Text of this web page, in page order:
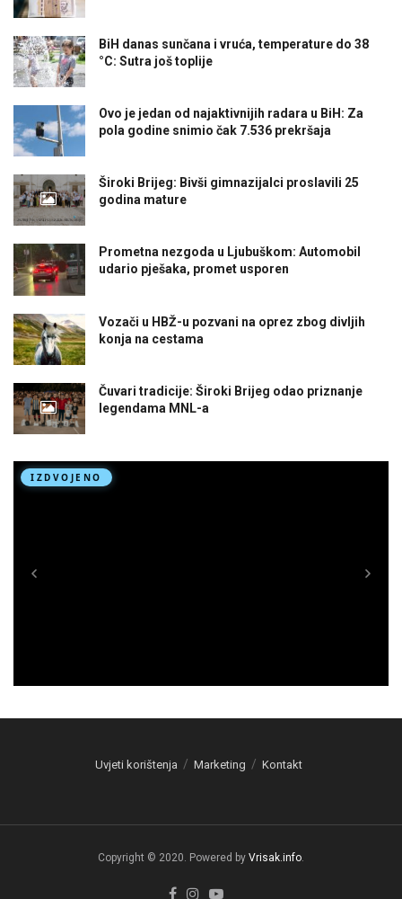
BiH danas sunčana i vruća, temperature do 38
°C: Sutra još toplije
Ovo je jedan od najaktivnijih radara u BiH: Za
pola godine snimio čak 7.536 prekršaja
Široki Brijeg: Bivši gimnazijalci proslavili 25
godina mature
Prometna nezgoda u Ljubuškom: Automobil
udario pješaka, promet usporen
Vozači u HBŽ-u pozvani na oprez zbog divljih
konja na cestama
Čuvari tradicije: Široki Brijeg odao priznanje
legendama MNL-a
Uvjeti korištenja Marketing Kontakt
Copyright © 2020. Powered by Vrisak.info.